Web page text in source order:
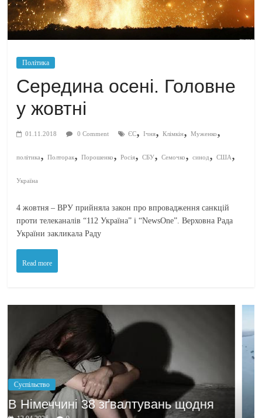
Політика
Середина осені. Головне
у жовтні
01.11.2018 0 Comment ЄС,Ічня,Клімкін,Муженко,
політика,Полторак,Порошенко,Росія,СБУ,Семочко,синод,США,
Україна
4 жовтня – ВРУ прийняла закон про впровадження санкцій
проти телеканалів “112 Україна” і “NewsOne”. Верховна Рада
України закликала Раду
Read more
щодня
Політика
Бажання заробити
домовлятись